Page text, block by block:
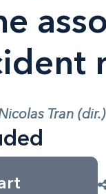
Tran (dir.)